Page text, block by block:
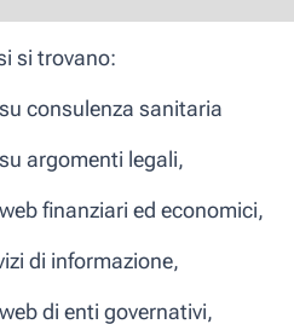
si trovano:
consulenza sanitaria
argomenti legali,
finanziari ed economici,
di informazione,
di enti governativi,